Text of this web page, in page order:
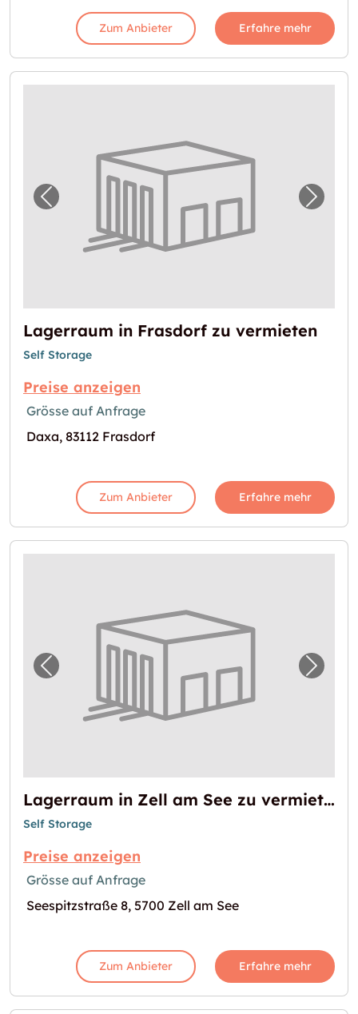
Zum Anbieter Erfahre mehr
Vorheriges Bild für "Lagerraum in Frasdorf
Lagerraum in Frasdorf zu vermieten
Self Storage
Preise anzeigen
Grösse auf Anfrage
Daxa, 83112 Frasdorf
Zum Anbieter Erfahre mehr
Vorheriges Bild für "Lagerraum in Zell am
Lagerraum in Zell am See zu vermieten
Self Storage
Preise anzeigen
Grösse auf Anfrage
Seespitzstraße 8, 5700 Zell am See
Zum Anbieter Erfahre mehr